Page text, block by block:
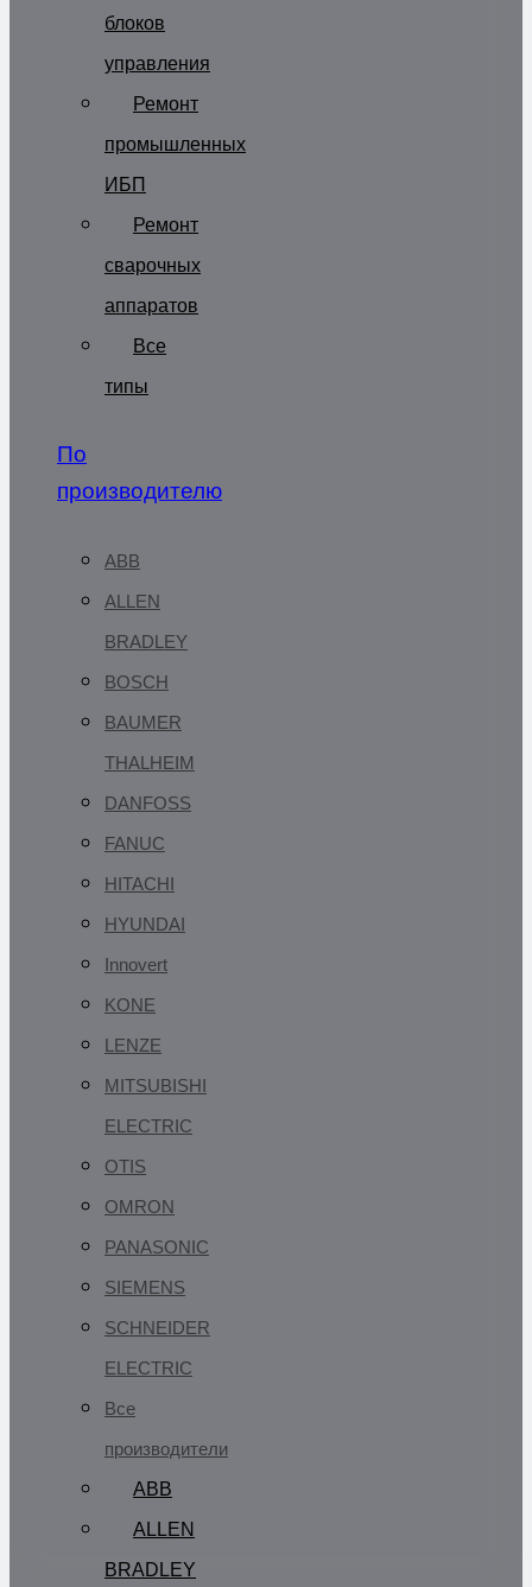
блоков
управления
Ремонт
промышленных
ИБП
Ремонт
сварочных
аппаратов
Все
типы
По
производителю
ABB
ALLEN
BRADLEY
BOSCH
BAUMER
THALHEIM
DANFOSS
FANUC
HITACHI
HYUNDAI
Innovert
KONE
LENZE
MITSUBISHI
ELECTRIC
OTIS
OMRON
PANASONIC
SIEMENS
SCHNEIDER
ELECTRIC
Все
производители
ABB
ALLEN
BRADLEY